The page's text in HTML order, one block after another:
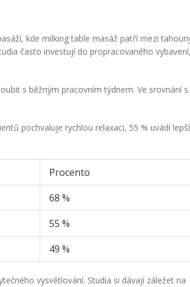
kde milking table masáž patří mezi
často investují do propracovaného
s běžným pracovním týdnem. Ve srovnání s
pochvaluje rychlou relaxaci, 55 % uvádí lepší
Procento
68 %
55 %
49 %
vysvětlování. Studia si dávají záležet na